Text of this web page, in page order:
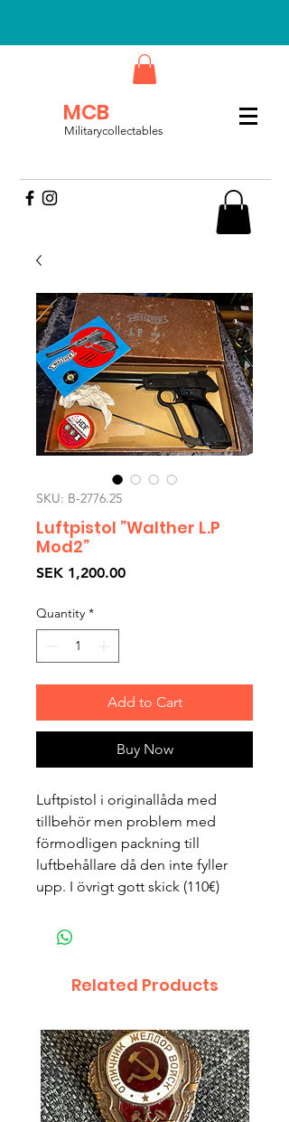
MCB
Militarycollectables
SKU: B-2776.25
Luftpistol ”Walther L.P
Mod2”
SEK 1,200.00Price
Quantity *
Add to Cart
Buy Now
Luftpistol i originallåda med
tillbehör men problem med
förmodligen packning till
luftbehållare då den inte fyller
upp. I övrigt gott skick (110€)
Related Products